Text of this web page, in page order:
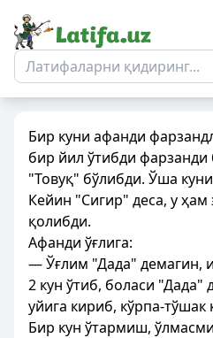
Бир куни афанди
бир йил ўтибди фарзанди
"Товуқ" бўлибди. Ўша
Кейин "Сигир" деса, у ҳам
қолибди.
Афанди ўғлига:
— Ўғлим "Дада" демагин,
2 кун ўтиб, боласи "Дада"
уйига кириб, кўрпа-
Бир кун ўтармиш,